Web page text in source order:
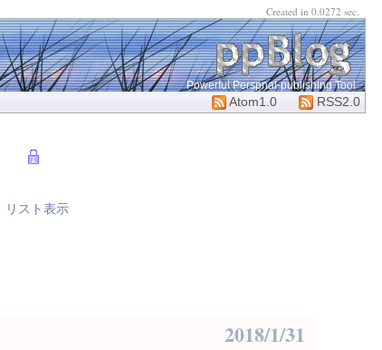
Powerful Perspnal-publishing Tool
RSS2.0
Atom1.0
リスト表示
2018/1/31
Created in 0.0272 sec.